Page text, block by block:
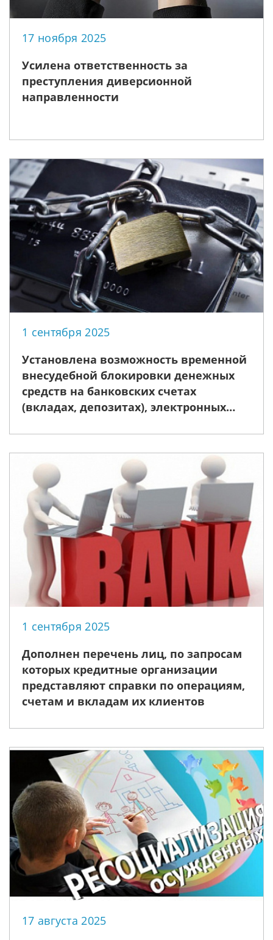
17 ноября 2025
Усилена ответственность за
преступления диверсионной
направленности
1 сентября 2025
Установлена возможность временной
внесудебной блокировки денежных
средств на банковских счетах
(вкладах, депозитах), электронных
средств, внесенных в качестве аванса
за услуги связи.
1 сентября 2025
Дополнен перечень лиц, по запросам
которых кредитные организации
представляют справки по операциям,
счетам и вкладам их клиентов
17 августа 2025